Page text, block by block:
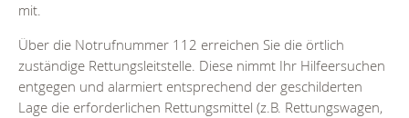
mit.
Über die Notrufnummer 112 erreichen Sie die örtlich
zuständige Rettungsleitstelle. Diese nimmt Ihr Hilfeersuchen
entgegen und alarmiert entsprechend der geschilderten
Lage die erforderlichen Rettungsmittel (z.B. Rettungswagen,